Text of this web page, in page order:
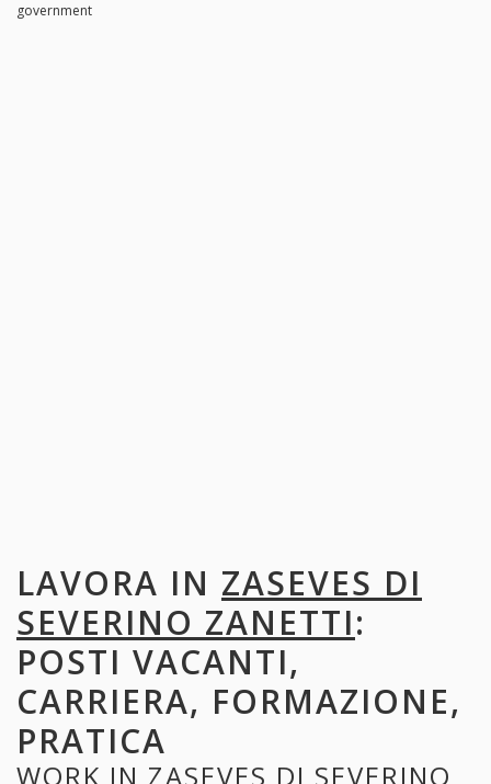
government
LAVORA IN ZASEVES DI
SEVERINO ZANETTI:
POSTI VACANTI,
CARRIERA, FORMAZIONE,
PRATICA
WORK IN ZASEVES DI SEVERINO